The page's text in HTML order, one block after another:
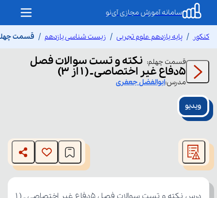
سامانه آموزش مجازی آی‌نو
کنکور پایه یازدهم علوم تجربی زیست شناسی یازدهم قسمت چهلم نکته و
قسمت چهلم: نکته و تست سوالات فصل
۵دفاع غیر اختصاصی ـ ( 1 از 3)
مدرس:ابوالفضلجعفری
ویدیو
modal
window.
The media could not be loaded, either because the server
or network failed or because the format is not supported.